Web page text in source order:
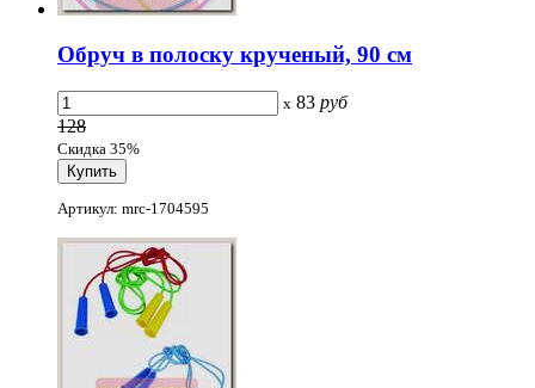
Обруч в полоску крученый, 90 см
x 83 руб
128
Скидка 35%
Артикул: mrc-1704595